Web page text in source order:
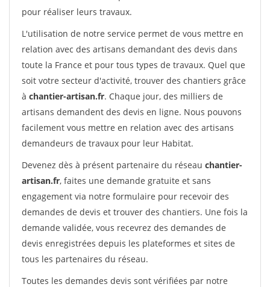
pour réaliser leurs travaux.
L'utilisation de notre service permet de vous mettre en
relation avec des artisans demandant des devis dans
toute la France et pour tous types de travaux. Quel que
soit votre secteur d'activité, trouver des chantiers grâce
à chantier-artisan.fr. Chaque jour, des milliers de
artisans demandent des devis en ligne. Nous pouvons
facilement vous mettre en relation avec des artisans
demandeurs de travaux pour leur Habitat.
Devenez dès à présent partenaire du réseau chantier-
artisan.fr, faites une demande gratuite et sans
engagement via notre formulaire pour recevoir des
demandes de devis et trouver des chantiers. Une fois la
demande validée, vous recevrez des demandes de
devis enregistrées depuis les plateformes et sites de
tous les partenaires du réseau.
Toutes les demandes devis sont vérifiées par notre